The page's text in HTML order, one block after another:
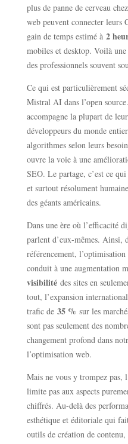
plus de panne de cerveau
web peuvent connecter leurs
gain de temps estimé à 2
mobiles et desktop. Voilà
des professionnels souvent
Ce qui est particulièrement
Mistral AI dans l’open
accompagne la plupart de
développeurs du monde
algorithmes selon leurs
ouvre la voie à une
SEO. Le partage, c’est ce
et surtout résolument
des géants américains.
Dans une ère où l’efficacité
parlent d’eux-mêmes. Ainsi,
référencement,
conduit à une augmentation
visibilitédes sites en
tout, l’expansion
trafic de 35 % sur les
sont pas seulement des
changement profond dans
l’optimisation web.
Mais ne vous y trompez
limite pas aux aspects
chiffrés. Au-delà des
esthétique et éditoriale qui
outils de création de